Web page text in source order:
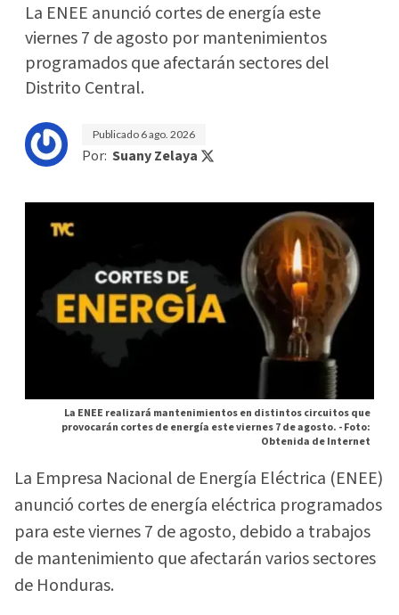
La ENEE anunció cortes de energía este
viernes 7 de agosto por mantenimientos
programados que afectarán sectores del
Distrito Central.
Publicado 6 ago. 2026
Por: Suany Zelaya
La ENEE realizará mantenimientos en distintos circuitos que
provocarán cortes de energía este viernes 7 de agosto. -Foto:
Obtenida de Internet
La Empresa Nacional de Energía Eléctrica (ENEE)
anunció cortes de energía eléctrica programados
para este viernes 7 de agosto, debido a trabajos
de mantenimiento que afectarán varios sectores
de Honduras.